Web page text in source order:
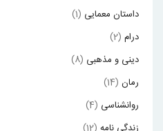
داستان معمایی (1)
درام (2)
دینی و مذهبی (8)
رمان (14)
روانشناسی (4)